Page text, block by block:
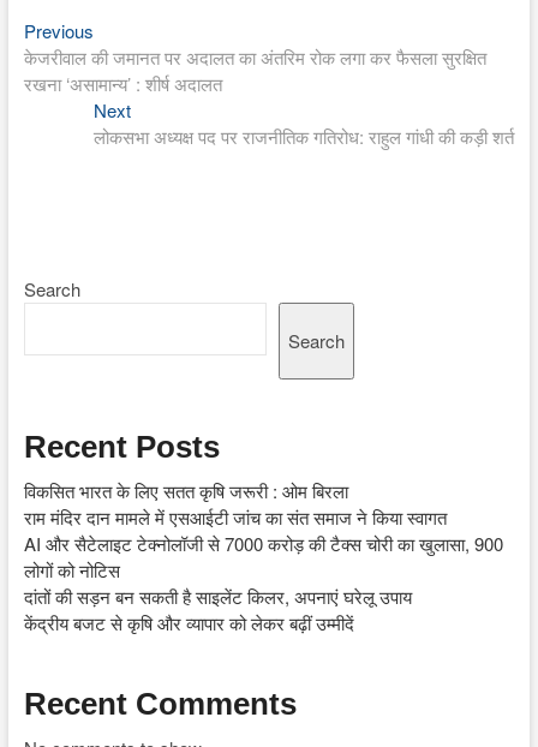
Post
navigation
PreviousPrevious
post:
केजरीवाल की जमानत पर अदालत का अंतरिम रोक लगा कर फैसला सुरक्षित
रखना ‘असामान्य’ : शीर्ष अदालत
NextNext
post:
लोकसभा अध्यक्ष पद पर राजनीतिक गतिरोध: राहुल गांधी की कड़ी शर्त
Search
Search
Recent Posts
विकसित भारत के लिए सतत कृषि जरूरी : ओम बिरला
राम मंदिर दान मामले में एसआईटी जांच का संत समाज ने किया स्वागत
AI और सैटेलाइट टेक्नोलॉजी से 7000 करोड़ की टैक्स चोरी का खुलासा, 900
लोगों को नोटिस
दांतों की सड़न बन सकती है साइलेंट किलर, अपनाएं घरेलू उपाय
केंद्रीय बजट से कृषि और व्यापार को लेकर बढ़ीं उम्मीदें
Recent Comments